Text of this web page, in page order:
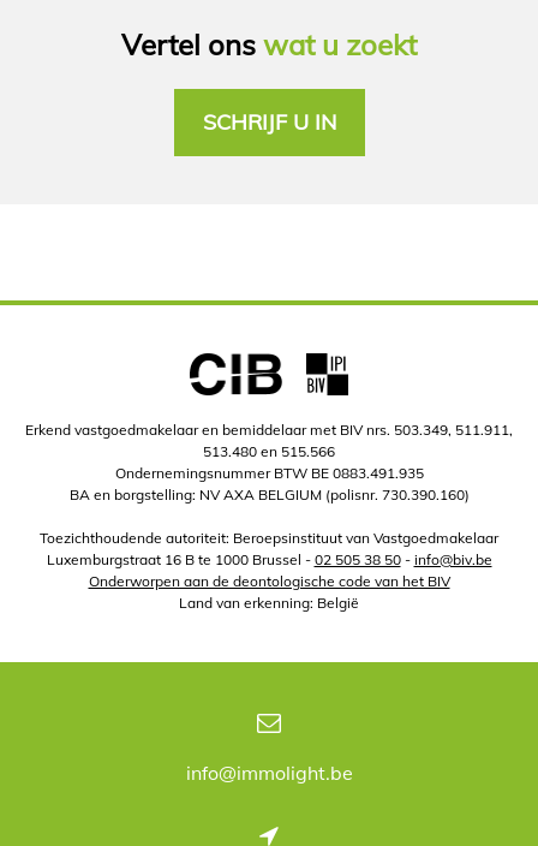
Vertel ons wat u zoekt
SCHRIJF U IN
Erkend vastgoedmakelaar en bemiddelaar met BIV nrs. 503.349, 511.911,
513.480 en 515.566
Ondernemingsnummer BTW BE 0883.491.935
BA en borgstelling: NV AXA BELGIUM (polisnr. 730.390.160)
Toezichthoudende autoriteit: Beroepsinstituut van Vastgoedmakelaar
Luxemburgstraat 16 B te 1000 Brussel - 02 505 38 50- info@biv.be
Onderworpen aan de deontologische code van het BIV
Land van erkenning: België
info@immolight.be